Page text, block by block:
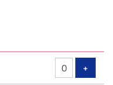
Aantal
+Voeg